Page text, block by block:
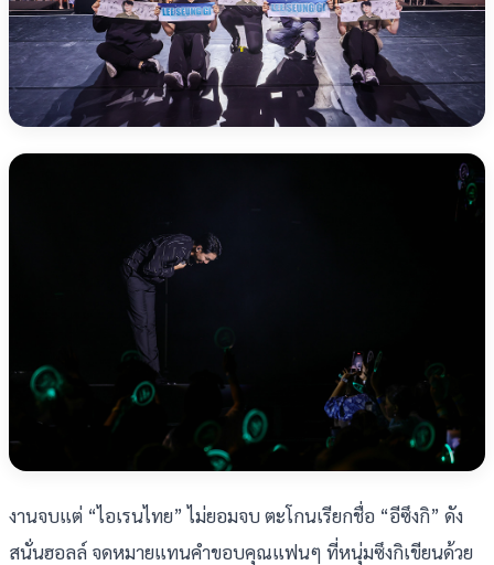
งานจบแต่ “ไอเรนไทย” ไม่ยอมจบ ตะโกนเรียกชื่อ “อีซึงกิ” ดัง
สนั่นฮอลล์ จดหมายแทนคำขอบคุณแฟนๆ ที่หนุ่มซึงกิเขียนด้วย